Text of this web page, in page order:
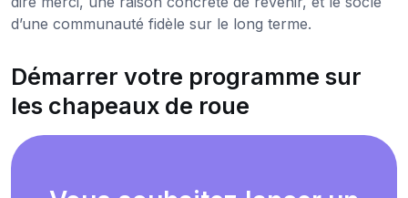
d’une communauté fidèle sur le long terme.
Démarrer votre programme sur
les chapeaux de roue